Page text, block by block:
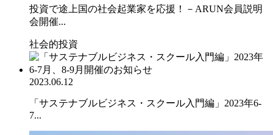
投資で途上国の社会起業家を応援！－ARUN会員説明
会開催...
社会的投資
2023.06.12
「サステナブルビジネス・スクール入門編」2023年6-
7...